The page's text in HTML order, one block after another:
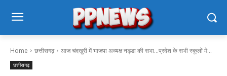
Home छत्तीसगढ़ आज चंदखुरी में भाजपा अध्यक्ष नड्डा की सभा…प्रदेश के सभी स्कूलों में...
छत्तीसगढ़